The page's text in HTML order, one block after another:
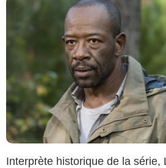
Interprète historique de la série,